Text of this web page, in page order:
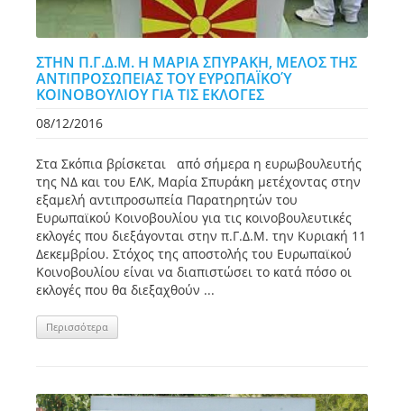
ΣΤΗΝ Π.Γ.Δ.Μ. Η ΜΑΡΙΑ ΣΠΥΡΑΚΗ, ΜΕΛΟΣ ΤΗΣ
ΑΝΤΙΠΡΟΣΩΠΕΙΑΣ ΤΟΥ ΕΥΡΩΠΑΪΚΟΎ
ΚΟΙΝΟΒΟΥΛΙΟΥ ΓΙΑ ΤΙΣ ΕΚΛΟΓΕΣ
08/12/2016
Στα Σκόπια βρίσκεται από σήμερα η ευρωβουλευτής
της ΝΔ και του ΕΛΚ, Μαρία Σπυράκη μετέχοντας στην
εξαμελή αντιπροσωπεία Παρατηρητών του
Ευρωπαϊκού Κοινοβουλίου για τις κοινοβουλευτικές
εκλογές που διεξάγονται στην π.Γ.Δ.Μ. την Κυριακή 11
Δεκεμβρίου. Στόχος της αποστολής του Ευρωπαϊκού
Κοινοβουλίου είναι να διαπιστώσει το κατά πόσο οι
εκλογές που θα διεξαχθούν ...
Περισσότερα